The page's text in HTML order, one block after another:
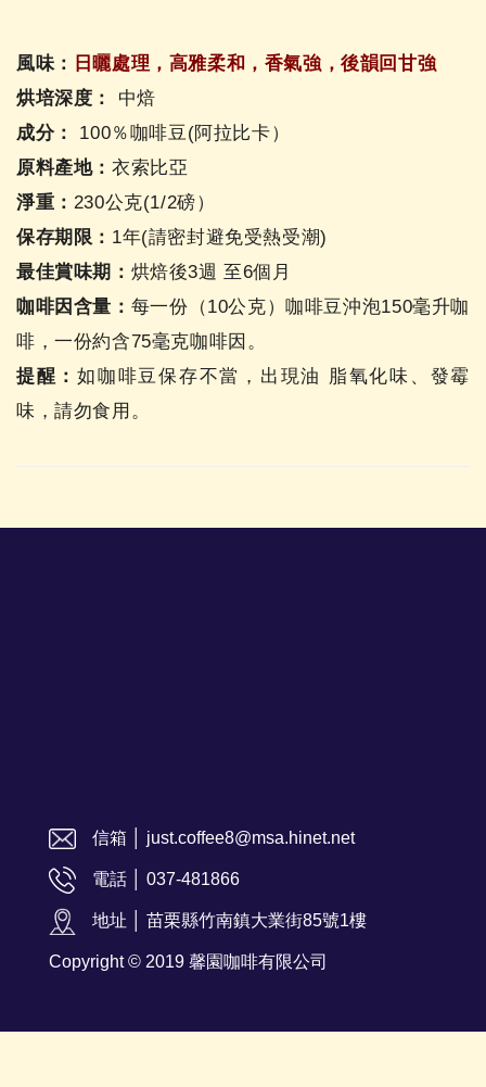
風味： 日曬處理，高雅柔和，香氣強，後韻回甘強
烘培深度：
中焙
成分：
100％咖啡豆(阿拉比卡）
原料產地： 衣索比亞
淨重： 230公克(1/2磅）
保存期限： 1年(請密封避免受熱受潮)
最佳賞味期： 烘焙後3週 至6個月
咖啡因含量： 每一份（10公克）咖啡豆沖泡150毫升咖
啡，一份約含75毫克咖啡因。
提醒：如咖啡豆保存不當，出現油 脂氧化味、發霉
味，請勿食用。
信箱 │ just.coffee8@msa.hinet.net
電話 │ 037-481866
地址 │ 苗栗縣竹南鎮大業街85號1樓
Copyright © 2019 馨園咖啡有限公司